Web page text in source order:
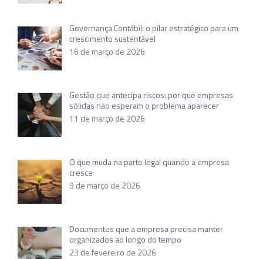
Governança Contábil: o pilar estratégico para um
crescimento sustentável
16 de março de 2026
Gestão que antecipa riscos: por que empresas
sólidas não esperam o problema aparecer
11 de março de 2026
O que muda na parte legal quando a empresa
cresce
9 de março de 2026
Documentos que a empresa precisa manter
organizados ao longo do tempo
23 de fevereiro de 2026